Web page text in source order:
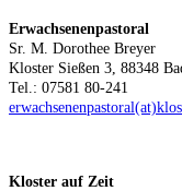
Erwachsenenpastoral
Sr. M. Dorothee Breyer
Kloster Sießen 3, 88348
Tel.: 07581 80-241
Kloster auf Zeit